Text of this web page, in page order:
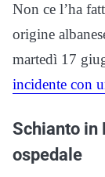
Non ce l’ha
origine
martedì 17
incidente con
Schianto in
ospedale